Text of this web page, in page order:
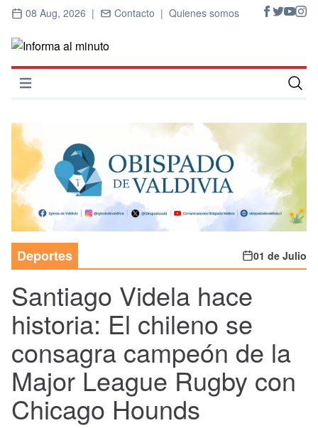
08 Aug, 2026 | Contacto | Quienes somos
Abrir menú
Cultura
Deportes
Economía
Entrevistas
Nacional
Política
Regional
Deportes 01 de Julio
Santiago Videla hace
historia: El chileno se
consagra campeón de la
Major League Rugby con
Chicago Hounds